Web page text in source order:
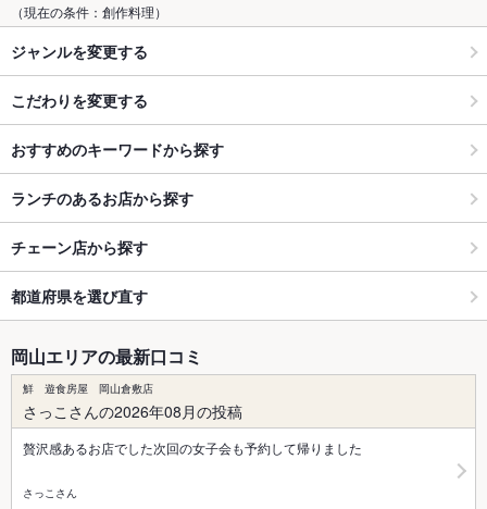
（現在の条件：創作料理）
ジャンルを変更する
こだわりを変更する
おすすめのキーワードから探す
ランチのあるお店から探す
チェーン店から探す
都道府県を選び直す
岡山エリアの最新口コミ
鮮 遊食房屋 岡山倉敷店
さっこさんの2026年08月の投稿
贅沢感あるお店でした次回の女子会も予約して帰りました
さっこさん